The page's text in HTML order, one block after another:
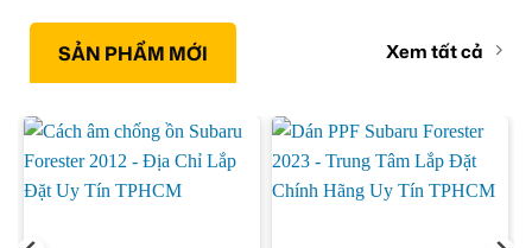
SẢN PHẨM MỚI Xem tất cả